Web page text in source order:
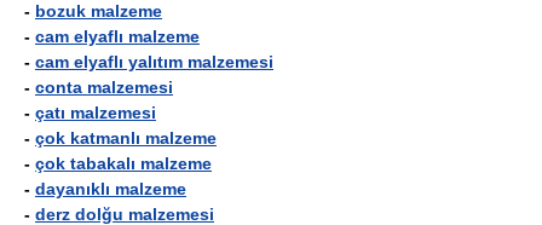
- bozuk malzeme
- cam elyaflı malzeme
- cam elyaflı yalıtım malzemesi
- conta malzemesi
- çatı malzemesi
- çok katmanlı malzeme
- çok tabakalı malzeme
- dayanıklı malzeme
- derz dolğu malzemesi